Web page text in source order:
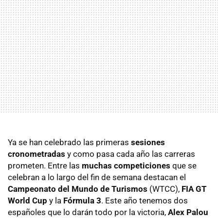
Ya se han celebrado las primeras sesiones
cronometradas y como pasa cada año las carreras
prometen. Entre las muchas competiciones que se
celebran a lo largo del fin de semana destacan el
Campeonato del Mundo de Turismos (WTCC), FIA GT
World Cup y la Fórmula 3. Este año tenemos dos
españoles que lo darán todo por la victoria, Alex Palou